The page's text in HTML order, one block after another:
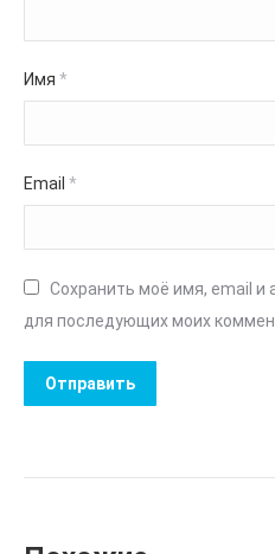
Имя *
Email *
Сохранить моё имя, email и
для последующих моих